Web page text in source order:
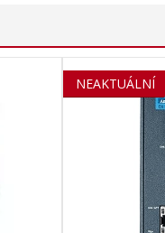
NEAKTUÁLNÍ